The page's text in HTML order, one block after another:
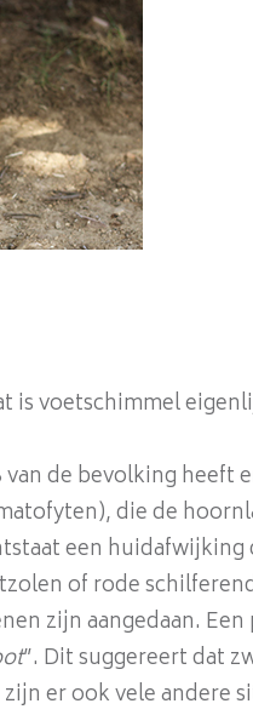
is voetschimmel
de bevolking heeft
die de
een
of rode
zijn aangedaan.
”. Dit suggereert dat
er ook vele andere